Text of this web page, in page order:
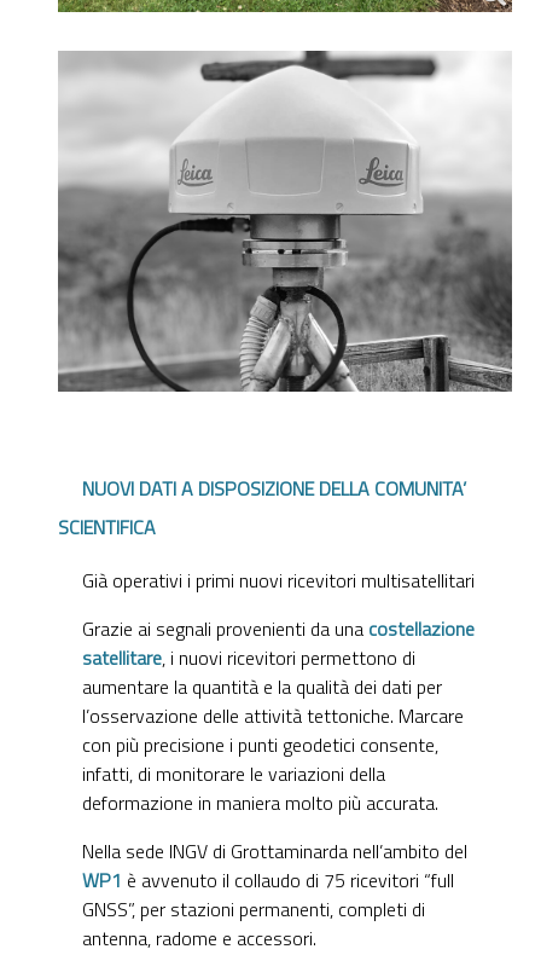
NUOVI DATI A DISPOSIZIONE DELLA COMUNITA’
SCIENTIFICA
Già operativi i primi nuovi ricevitori multisatellitari
Grazie ai segnali provenienti da una costellazione
satellitare, i nuovi ricevitori permettono di
aumentare la quantità e la qualità dei dati per
l’osservazione delle attività tettoniche. Marcare
con più precisione i punti geodetici consente,
infatti, di monitorare le variazioni della
deformazione in maniera molto più accurata.
Nella sede INGV di Grottaminarda nell’ambito del
WP1 è avvenuto il collaudo di 75 ricevitori “full
GNSS”, per stazioni permanenti, completi di
antenna, radome e accessori.